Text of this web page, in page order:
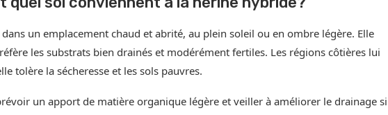
dans un emplacement chaud et abrité, au plein soleil ou en ombre légère. Elle
les substrats bien drainés et modérément fertiles. Les régions côtières lui
tolère la sécheresse et les sols pauvres.
un apport de matière organique légère et veiller à améliorer le drainage si